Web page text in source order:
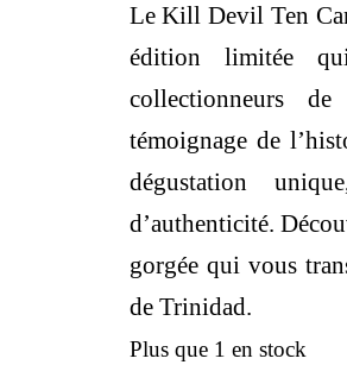
Le Kill Devil Ten
édition limitée
collectionneurs
témoignage de
dégustation
d’authenticité.
gorgée qui vous
de Trinidad.
Plus que 1 en stock